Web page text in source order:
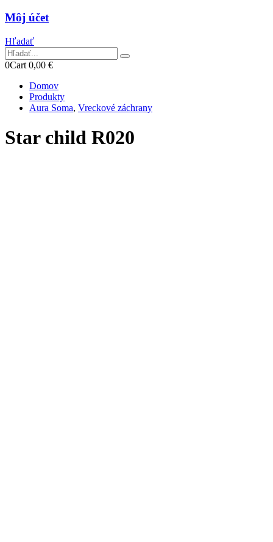
Môj účet
Hľadať
0Cart 0,00 €
Domov
Produkty
Aura Soma, Vreckové záchrany
Star child R020